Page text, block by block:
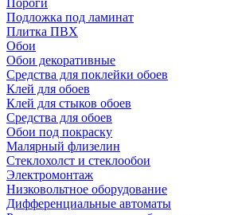
Пороги
Подложка под ламинат
Плитка ПВХ
Обои
Обои декоративные
Средства для поклейки обоев
Клей для обоев
Клей для стыков обоев
Средства для обоев
Обои под покраску
Малярный флизелин
Стеклохолст и стеклообои
Электромонтаж
Низковольтное оборудование
Дифференциальные автоматы